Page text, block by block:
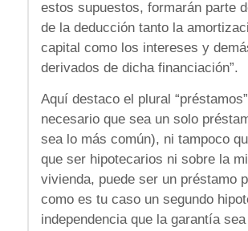
estos supuestos, formarán parte
de la deducción tanto la
capital como los intereses y
derivados de dicha financiación”.
Aquí destaco el plural
necesario que sea un solo
sea lo más común), ni tampoco
que ser hipotecarios ni sobre la
vivienda, puede ser un préstamo
como es tu caso un segundo
independencia que la garantía sea